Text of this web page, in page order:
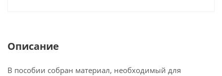
Описание
В пособии собран материал, необходимый для